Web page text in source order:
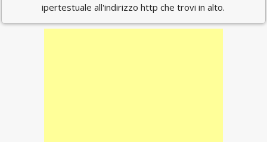
ipertestuale all'indirizzo http che trovi in alto.